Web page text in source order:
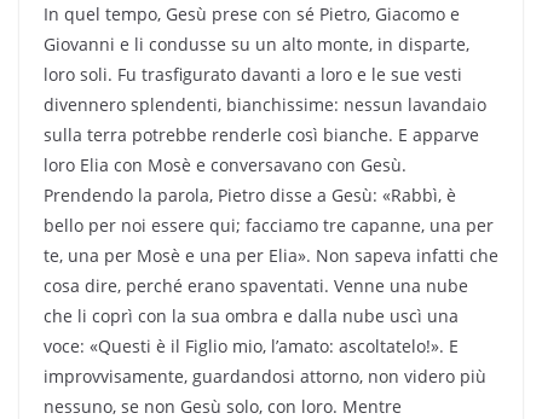
In quel tempo, Gesù prese con sé Pietro, Giacomo e
Giovanni e li condusse su un alto monte, in disparte,
loro soli. Fu trasfigurato davanti a loro e le sue vesti
divennero splendenti, bianchissime: nessun lavandaio
sulla terra potrebbe renderle così bianche. E apparve
loro Elia con Mosè e conversavano con Gesù.
Prendendo la parola, Pietro disse a Gesù: «Rabbì, è
bello per noi essere qui; facciamo tre capanne, una per
te, una per Mosè e una per Elia». Non sapeva infatti che
cosa dire, perché erano spaventati. Venne una nube
che li coprì con la sua ombra e dalla nube uscì una
voce: «Questi è il Figlio mio, l’amato: ascoltatelo!». E
improvvisamente, guardandosi attorno, non videro più
nessuno, se non Gesù solo, con loro. Mentre